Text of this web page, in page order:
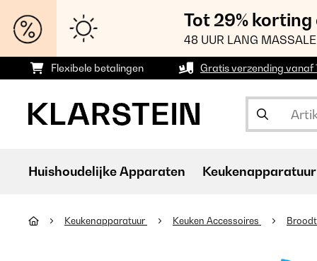
Tot 29%
48 UUR LANG
Flexibele betalingen Gratis verzending vanaf
Huishoudelijke Apparaten Keukenapparatuur
Keukenapparatuur Keuken Accessoires